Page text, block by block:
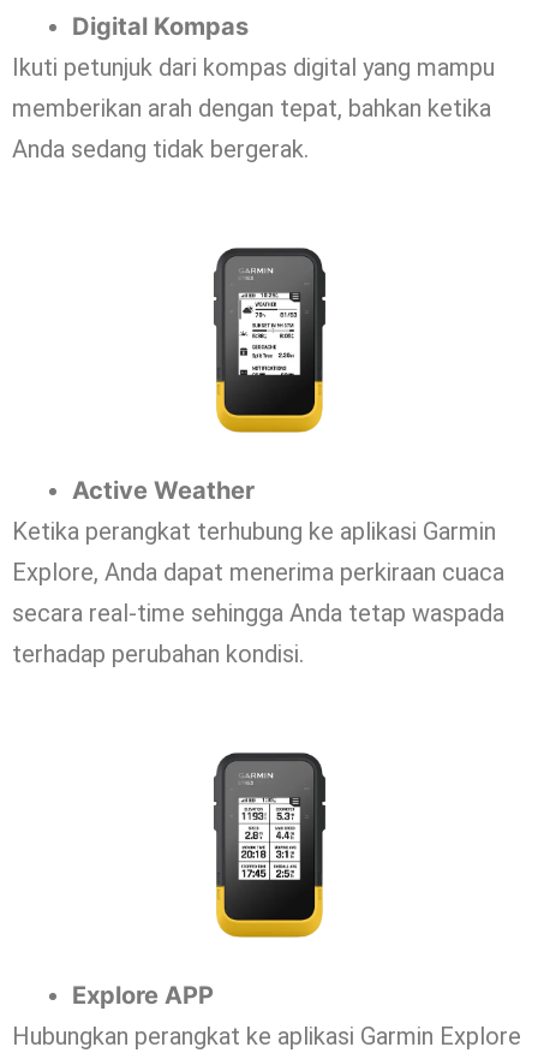
Digital Kompas
Ikuti petunjuk dari kompas digital yang mampu
memberikan arah dengan tepat, bahkan ketika
Anda sedang tidak bergerak.
Active Weather
Ketika perangkat terhubung ke aplikasi Garmin
Explore, Anda dapat menerima perkiraan cuaca
secara real-time sehingga Anda tetap waspada
terhadap perubahan kondisi.
Explore APP
Hubungkan perangkat ke aplikasi Garmin Explore